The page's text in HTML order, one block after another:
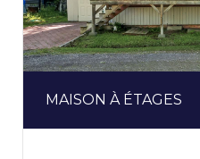
MAISON À ÉTAGES